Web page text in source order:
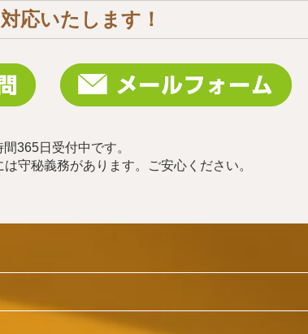
応いたします！
365日受付中です。
守秘義務があります。ご安心ください。